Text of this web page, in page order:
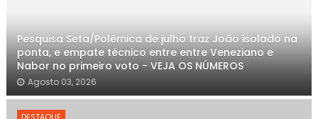
Pesquisa Seta/Polêmica de julho traz João isolado na
ponta, e empate técnico entre entre Veneziano e
Nabor no primeiro voto - VEJA OS NÚMEROS
Agosto 03, 2026